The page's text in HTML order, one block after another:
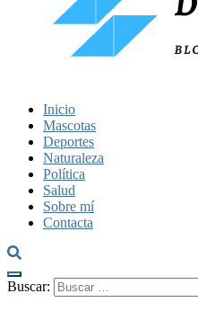
dnaservic.es
Inicio
Mascotas
Deportes
Naturaleza
Política
Salud
Sobre mí
Contacta
Buscar: